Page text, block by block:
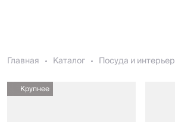
Главная Каталог Посуда и интерьер
Крупнее